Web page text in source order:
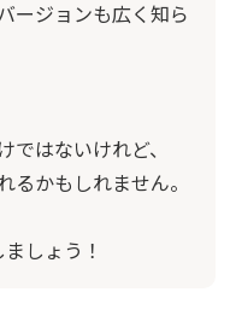
ージョンも広く知ら
ではないけれど、
かもしれません。
しょう！